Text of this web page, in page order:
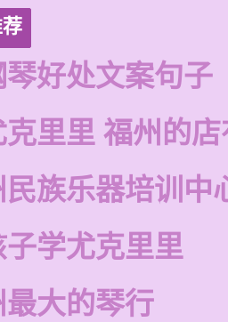
琴好处文案句子
克里里 福州的
族乐器培训中
子学尤克里里
大的琴行